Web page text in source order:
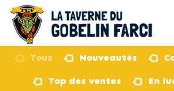
Tous Nouveautés
Top des ventes En